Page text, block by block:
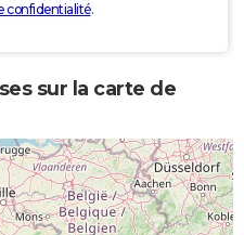
confidentialité.
sur la carte de